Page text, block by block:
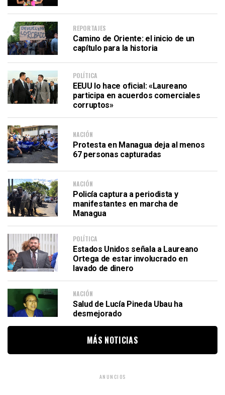
REPORTAJES
Camino de Oriente: el inicio de un
capítulo para la historia
POLÍTICA
EEUU lo hace oficial: «Laureano
participa en acuerdos comerciales
corruptos»
NACIÓN
Protesta en Managua deja al menos
67 personas capturadas
NACIÓN
Policía captura a periodista y
manifestantes en marcha de
Managua
POLÍTICA
Estados Unidos señala a Laureano
Ortega de estar involucrado en
lavado de dinero
NACIÓN
Salud de Lucía Pineda Ubau ha
desmejorado
MÁS NOTICIAS
ANUNCIOS